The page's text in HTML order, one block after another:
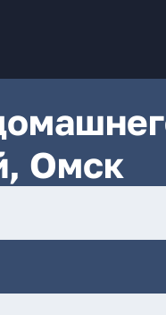
Омск